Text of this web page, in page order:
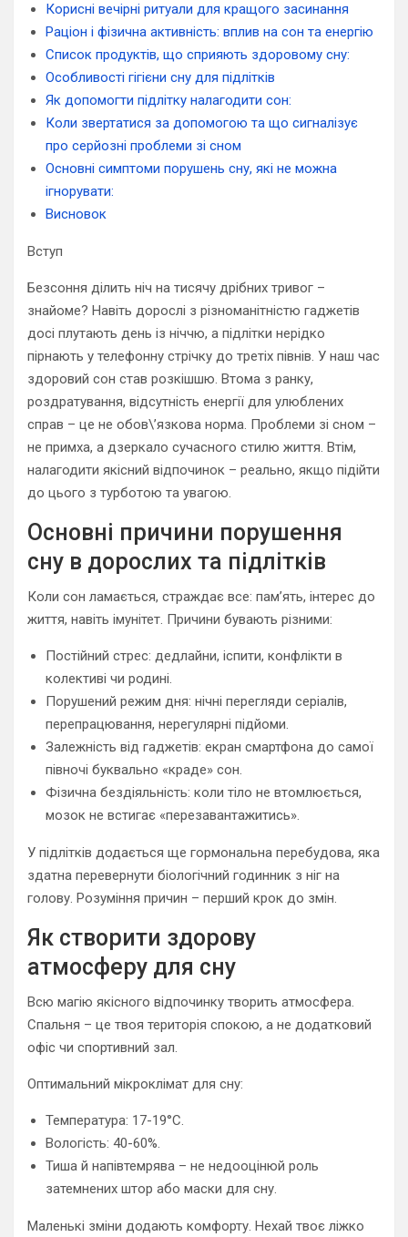
Корисні вечірні ритуали для кращого засинання
Раціон і фізична активність: вплив на сон та енергію
Список продуктів, що сприяють здоровому сну:
Особливості гігієни сну для підлітків
Як допомогти підлітку налагодити сон:
Коли звертатися за допомогою та що сигналізує
про серйозні проблеми зі сном
Основні симптоми порушень сну, які не можна
ігнорувати:
Висновок
Вступ
Безсоння ділить ніч на тисячу дрібних тривог –
знайоме? Навіть дорослі з різноманітністю гаджетів
досі плутають день із ніччю, а підлітки нерідко
пірнають у телефонну стрічку до третіх півнів. У наш час
здоровий сон став розкішшю. Втома з ранку,
роздратування, відсутність енергії для улюблених
справ – це не обов\’язкова норма. Проблеми зі сном –
не примха, а дзеркало сучасного стилю життя. Втім,
налагодити якісний відпочинок – реально, якщо підійти
до цього з турботою та увагою.
Основні причини порушення
сну в дорослих та підлітків
Коли сон ламається, страждає все: пам’ять, інтерес до
життя, навіть імунітет. Причини бувають різними:
Постійний стрес: дедлайни, іспити, конфлікти в
колективі чи родині.
Порушений режим дня: нічні перегляди серіалів,
перепрацювання, нерегулярні підйоми.
Залежність від гаджетів: екран смартфона до самої
півночі буквально «краде» сон.
Фізична бездіяльність: коли тіло не втомлюється,
мозок не встигає «перезавантажитись».
У підлітків додається ще гормональна перебудова, яка
здатна перевернути біологічний годинник з ніг на
голову. Розуміння причин – перший крок до змін.
Як створити здорову
атмосферу для сну
Всю магію якісного відпочинку творить атмосфера.
Спальня – це твоя територія спокою, а не додатковий
офіс чи спортивний зал.
Оптимальний мікроклімат для сну:
Температура: 17-19°С.
Вологість: 40-60%.
Тиша й напівтемрява – не недооцінюй роль
затемнених штор або маски для сну.
Маленькі зміни додають комфорту. Нехай твоє ліжко